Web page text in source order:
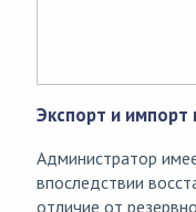
Экспорт и импорт
Администратор
впоследствии
отличие от